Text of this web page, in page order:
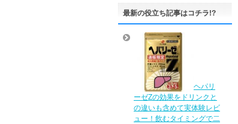
最新の役立ち記事はコチラ!?
ヘパリ
ーゼZの効果をドリンクと
の違いも含めて実体験レビ
ュー！飲むタイミングで二